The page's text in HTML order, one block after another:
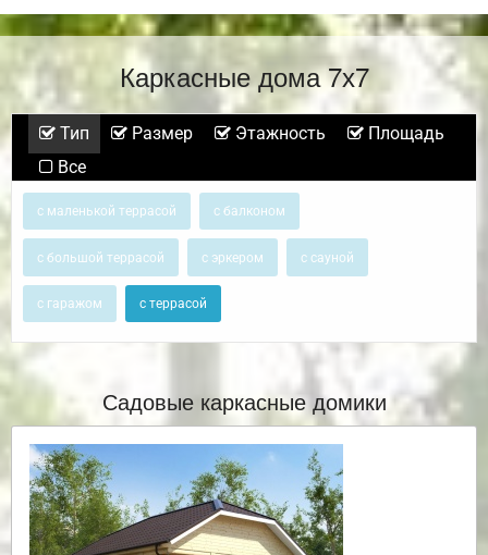
Каркасные дома 7х7
Тип Размер Этажность
Площадь
Все
с маленькой террасой с балконом
с большой террасой с эркером с сауной
с гаражом с террасой
Садовые каркасные домики